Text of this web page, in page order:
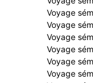
Voyage
Voyage
Voyage
Voyage
Voyage
Voyage